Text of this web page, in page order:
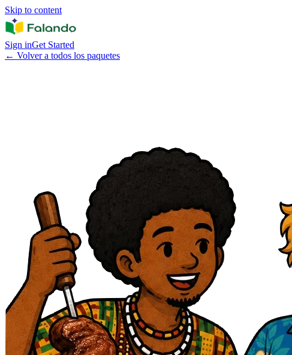
Skip to content
Sign inGet Started
← Volver a todos los paquetes